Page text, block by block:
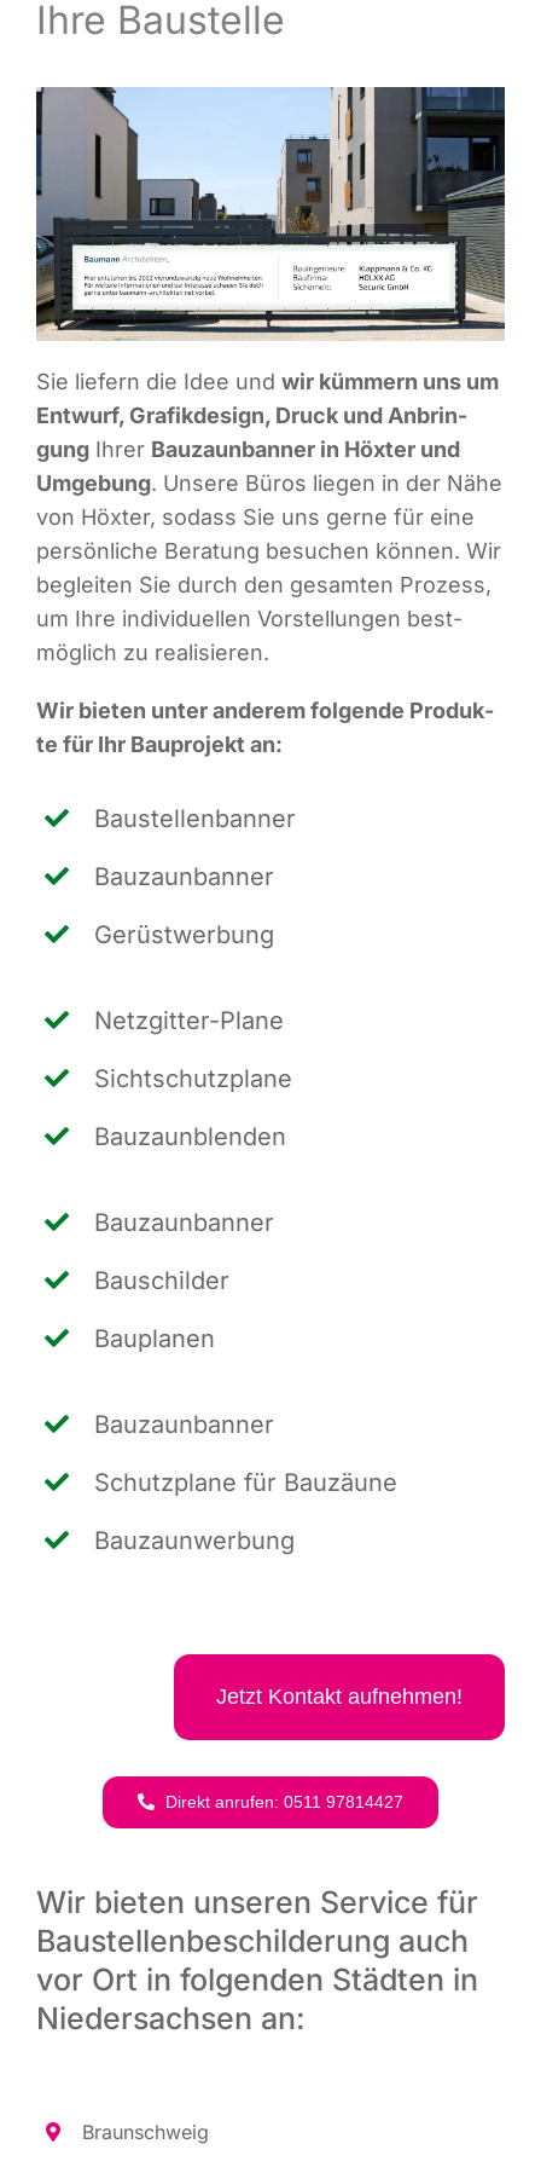
Infor­ma­ti­ves
Ihre Baustelle
Sie lie­fern die Idee und wir küm­mern uns um
Ent­wurf, Gra­fik­de­sign, Druck und Anbrin­
gungIhrer Bau­zaun­ban­ner in Höx­ter und
Umge­bung. Unse­re Büros lie­gen in der Nähe
von Höx­ter, sodass Sie uns ger­ne für eine
per­sön­li­che Bera­tung besu­chen kön­nen. Wir
beglei­ten Sie durch den gesam­ten Pro­zess,
um Ihre indi­vi­du­el­len Vor­stel­lun­gen best­
mög­lich zu realisieren.
Wir bie­ten unter ande­rem fol­gen­de Pro­duk­
te für Ihr Bau­pro­jekt an:
Bau­stel­len­ban­ner
Bau­zaun­ban­ner
Gerüst­wer­bung
Netz­git­ter-Pla­ne
Sicht­schutz­pla­ne
Bau­zaun­blen­den
Bau­zaun­ban­ner
Bau­schil­der
Bau­pla­nen
Bau­zaun­ban­ner
Schutz­pla­ne für Bauzäune
Bau­zaun­wer­bung
Jetzt Kon­takt aufnehmen!
Direkt anru­fen: 0511 97814427
Wir bieten unseren Service für
Baustellenbeschilderung auch
vor Ort in folgenden Städten in
Niedersachsen an:
Braun­schweig